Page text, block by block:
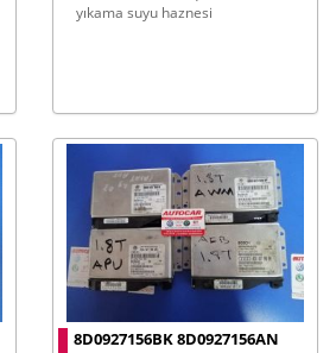
yıkama suyu haznesi
8D0927156BK 8D0927156AN